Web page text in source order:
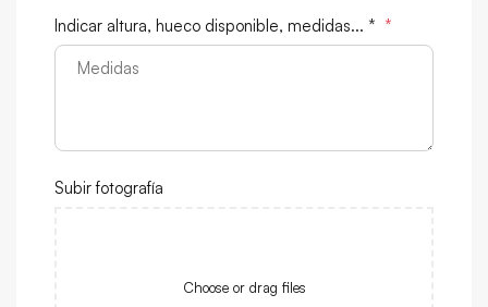
Indicar altura, hueco disponible, medidas... * *
Subir fotografía
Choose or drag files